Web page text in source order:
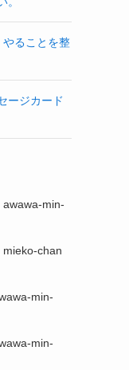
ることを整
ージカード
awawa-min-
mieko-chan
min-
min-